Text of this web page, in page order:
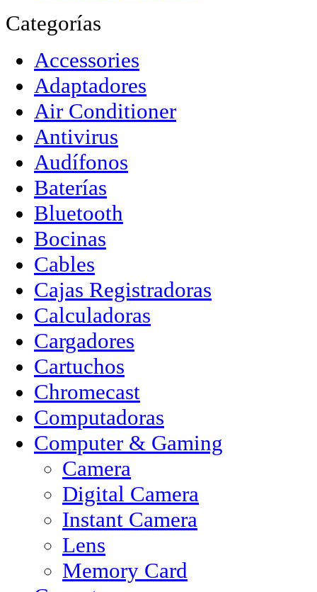
Categorías
Accessories
Adaptadores
Air Conditioner
Antivirus
Audífonos
Baterías
Bluetooth
Bocinas
Cables
Cajas Registradoras
Calculadoras
Cargadores
Cartuchos
Chromecast
Computadoras
Computer & Gaming
Camera
Digital Camera
Instant Camera
Lens
Memory Card